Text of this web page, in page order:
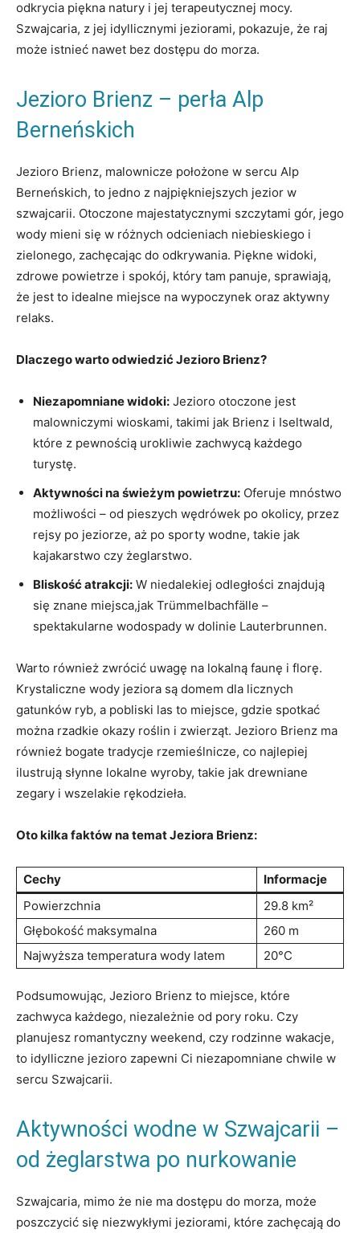
odkrycia piękna natury i jej terapeutycznej mocy.
Szwajcaria, z jej idyllicznymi jeziorami, pokazuje, że raj
może istnieć nawet bez dostępu do morza.
Jezioro Brienz – perła Alp
Berneńskich
Jezioro Brienz, malownicze położone w sercu Alp
Berneńskich, to jedno z najpiękniejszych jezior w
szwajcarii. Otoczone majestatycznymi szczytami gór, jego
wody mieni się w różnych odcieniach niebieskiego i
zielonego, zachęcając do odkrywania. Piękne widoki,
zdrowe powietrze i spokój, który tam panuje, sprawiają,
że jest to idealne miejsce na wypoczynek oraz aktywny
relaks.
Dlaczego warto odwiedzić Jezioro Brienz?
Niezapomniane widoki: Jezioro otoczone jest
malowniczymi wioskami, takimi jak Brienz i Iseltwald,
które z pewnością urokliwie zachwycą każdego
turystę.
Aktywności na świeżym powietrzu: Oferuje mnóstwo
możliwości – od pieszych wędrówek po okolicy, przez
rejsy po jeziorze, aż po sporty wodne, takie jak
kajakarstwo czy żeglarstwo.
Bliskość atrakcji: W niedalekiej odległości znajdują
się znane miejsca,jak Trümmelbachfälle –
spektakularne wodospady w dolinie Lauterbrunnen.
Warto również zwrócić uwagę na lokalną faunę i florę.
Krystaliczne wody jeziora są domem dla licznych
gatunków ryb, a pobliski las to miejsce, gdzie spotkać
można rzadkie okazy roślin i zwierząt. Jezioro Brienz ma
również bogate tradycje rzemieślnicze, co najlepiej
ilustrują słynne lokalne wyroby, takie jak drewniane
zegary i wszelakie rękodzieła.
Oto kilka faktów na temat Jeziora Brienz:
Cechy
Informacje
Powierzchnia
29.8 km²
Głębokość maksymalna
260 m
Najwyższa temperatura wody latem
20°C
Podsumowując, Jezioro Brienz to miejsce, które
zachwyca każdego, niezależnie od pory roku. Czy
planujesz romantyczny weekend, czy rodzinne wakacje,
to idylliczne jezioro zapewni Ci niezapomniane chwile w
sercu Szwajcarii.
Aktywności wodne w Szwajcarii –
od żeglarstwa po nurkowanie
Szwajcaria, mimo że nie ma dostępu do morza, może
poszczycić się niezwykłymi jeziorami, które zachęcają do